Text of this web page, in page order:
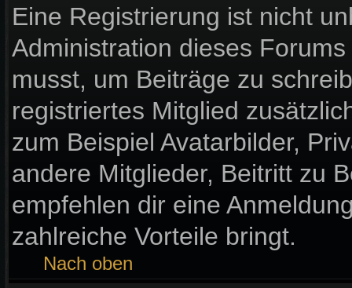
Eine Registrierung ist nicht
Administration dieses
musst, um Beiträge zu
registriertes Mitglied
zum Beispiel Avatarbilder,
andere Mitglieder, Beitritt zu
empfehlen dir eine
zahlreiche Vorteile bringt.
Nach oben